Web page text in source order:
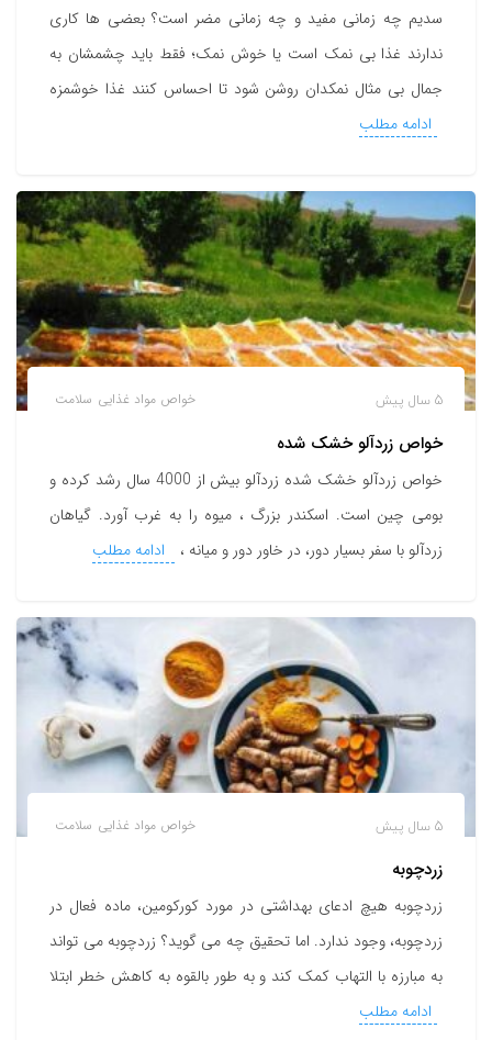
سدیم چه زمانی مفید و چه زمانی مضر است؟ بعضی ها کاری
ندارند غذا بی نمک است یا خوش نمک؛ فقط باید چشمشان به
جمال بی مثال نمکدان روشن شود تا احساس کنند غذا خوشمزه
ادامه مطلب
خواص مواد غذایی سلامت 5 سال پیش
خواص زردآلو خشک شده
خواص زردآلو خشک شده زردآلو بیش از 4000 سال رشد کرده و
بومی چین است. اسکندر بزرگ ، میوه را به غرب آورد. گیاهان
زردآلو با سفر بسیار دور، در خاور دور و میانه ،
ادامه مطلب
خواص مواد غذایی سلامت 5 سال پیش
زردچوبه
زردچوبه هیچ ادعای بهداشتی در مورد کورکومین، ماده فعال در
زردچوبه، وجود ندارد. اما تحقیق چه می گوید؟ زردچوبه می تواند
به مبارزه با التهاب کمک کند و به طور بالقوه به کاهش خطر ابتلا
ادامه مطلب